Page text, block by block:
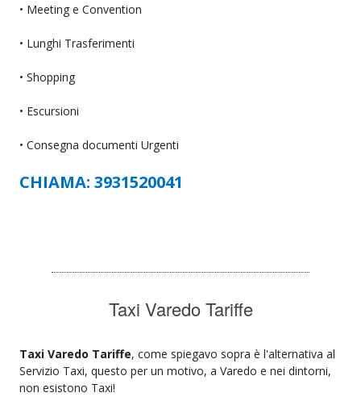
• Meeting e Convention
• Lunghi Trasferimenti
• Shopping
• Escursioni
• Consegna documenti Urgenti
CHIAMA: 3931520041
Taxi Varedo Tariffe
Taxi Varedo Tariffe, come spiegavo sopra è l'alternativa al
Servizio Taxi, questo per un motivo, a Varedo e nei dintorni,
non esistono Taxi!